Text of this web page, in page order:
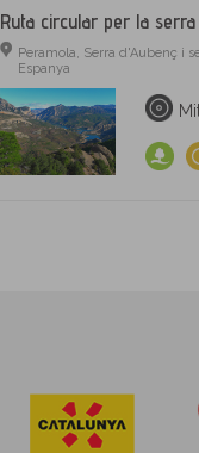
Ruta circular per la
Peramola, Serra d'Aubenç i
Espanya